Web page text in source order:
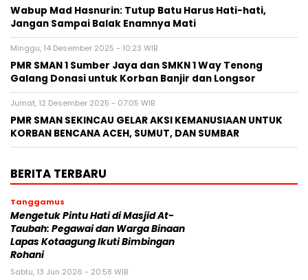
Wabup Mad Hasnurin: Tutup Batu Harus Hati-hati,
Jangan Sampai Balak Enamnya Mati
Minggu, 14 Desember 2025 - 10:23 WIB
PMR SMAN 1 Sumber Jaya dan SMKN 1 Way Tenong
Galang Donasi untuk Korban Banjir dan Longsor
Jumat, 12 Desember 2025 - 07:05 WIB
PMR SMAN SEKINCAU GELAR AKSI KEMANUSIAAN UNTUK
KORBAN BENCANA ACEH, SUMUT, DAN SUMBAR
BERITA TERBARU
Tanggamus
Mengetuk Pintu Hati di Masjid At-
Taubah: Pegawai dan Warga Binaan
Lapas Kotaagung Ikuti Bimbingan
Rohani
Sabtu, 13 Jun 2026 - 20:58 WIB